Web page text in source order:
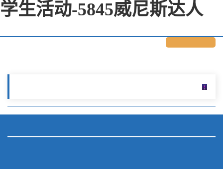
学生活动-5845威尼斯达人